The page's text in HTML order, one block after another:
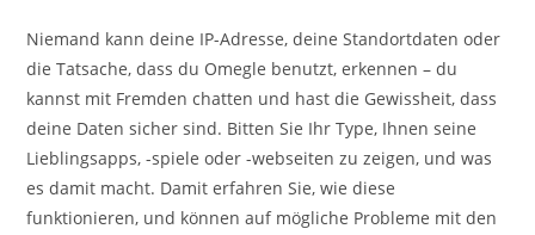
Niemand kann deine IP-Adresse, deine Standortdaten oder
die Tatsache, dass du Omegle benutzt, erkennen – du
kannst mit Fremden chatten und hast die Gewissheit, dass
deine Daten sicher sind. Bitten Sie Ihr Type, Ihnen seine
Lieblingsapps, -spiele oder -webseiten zu zeigen, und was
es damit macht. Damit erfahren Sie, wie diese
funktionieren, und können auf mögliche Probleme mit den